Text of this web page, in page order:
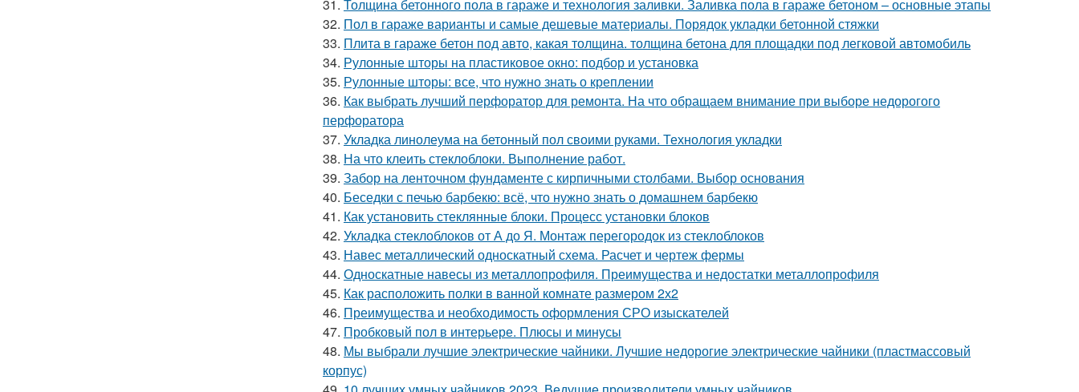
31. Толщина бетонного пола в гараже и технология заливки. Заливка пола в гараже бетоном – основные этапы
32. Пол в гараже варианты и самые дешевые материалы. Порядок укладки бетонной стяжки
33. Плита в гараже бетон под авто, какая толщина. толщина бетона для площадки под легковой автомобиль
34. Рулонные шторы на пластиковое окно: подбор и установка
35. Рулонные шторы: все, что нужно знать о креплении
36. Как выбрать лучший перфоратор для ремонта. На что обращаем внимание при выборе недорогого
перфоратора
37. Укладка линолеума на бетонный пол своими руками. Технология укладки
38. На что клеить стеклоблоки. Выполнение работ.
39. Забор на ленточном фундаменте с кирпичными столбами. Выбор основания
40. Беседки с печью барбекю: всё, что нужно знать о домашнем барбекю
41. Как установить стеклянные блоки. Процесс установки блоков
42. Укладка стеклоблоков от А до Я. Монтаж перегородок из стеклоблоков
43. Навес металлический односкатный схема. Расчет и чертеж фермы
44. Односкатные навесы из металлопрофиля. Преимущества и недостатки металлопрофиля
45. Как расположить полки в ванной комнате размером 2х2
46. Преимущества и необходимость оформления СРО изыскателей
47. Пробковый пол в интерьере. Плюсы и минусы
48. Мы выбрали лучшие электрические чайники. Лучшие недорогие электрические чайники (пластмассовый
корпус)